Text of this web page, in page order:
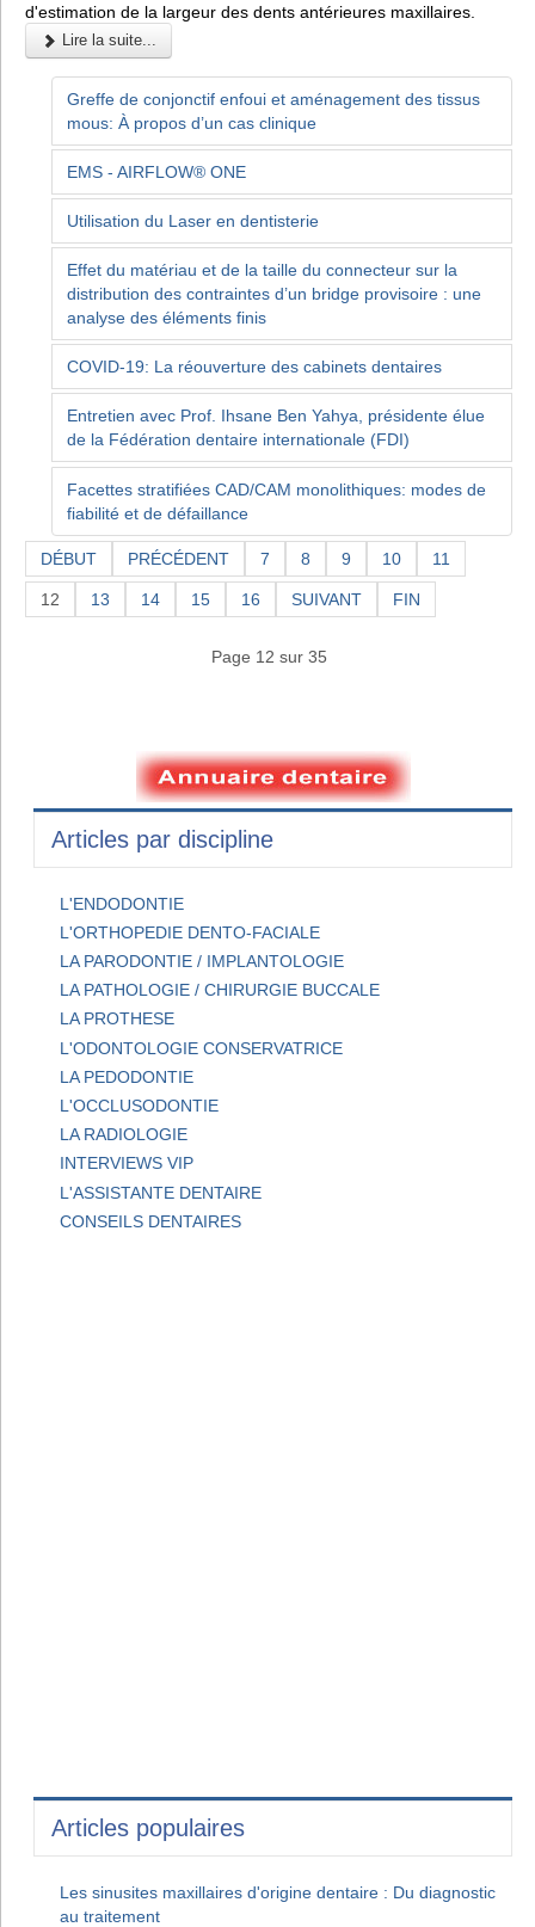
d'estimation de la largeur des dents antérieures maxillaires.
Lire la suite...
Greffe de conjonctif enfoui et aménagement des tissus
mous: À propos d’un cas clinique
EMS - AIRFLOW® ONE
Utilisation du Laser en dentisterie
Effet du matériau et de la taille du connecteur sur la
distribution des contraintes d’un bridge provisoire : une
analyse des éléments finis
COVID-19: La réouverture des cabinets dentaires
Entretien avec Prof. Ihsane Ben Yahya, présidente élue
de la Fédération dentaire internationale (FDI)
Facettes stratifiées CAD/CAM monolithiques: modes de
fiabilité et de défaillance
DÉBUT PRÉCÉDENT 7 8 9 10 11
12 13 14 15 16 SUIVANT FIN
Page 12 sur 35
Articles par discipline
L'ENDODONTIE
L'ORTHOPEDIE DENTO-FACIALE
LA PARODONTIE / IMPLANTOLOGIE
LA PATHOLOGIE / CHIRURGIE BUCCALE
LA PROTHESE
L'ODONTOLOGIE CONSERVATRICE
LA PEDODONTIE
L'OCCLUSODONTIE
LA RADIOLOGIE
INTERVIEWS VIP
L'ASSISTANTE DENTAIRE
CONSEILS DENTAIRES
Articles populaires
Les sinusites maxillaires d'origine dentaire : Du diagnostic
au traitement